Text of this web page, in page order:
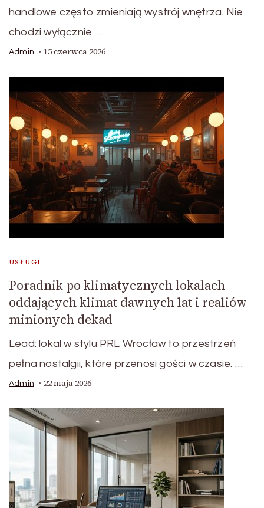
handlowe często zmieniają wystrój wnętrza. Nie
chodzi wyłącznie …
Admin 15 czerwca 2026
USŁUGI
Poradnik po klimatycznych lokalach
oddających klimat dawnych lat i realiów
minionych dekad
Lead: lokal w stylu PRL Wrocław to przestrzeń
pełna nostalgii, które przenosi gości w czasie. …
Admin 22 maja 2026